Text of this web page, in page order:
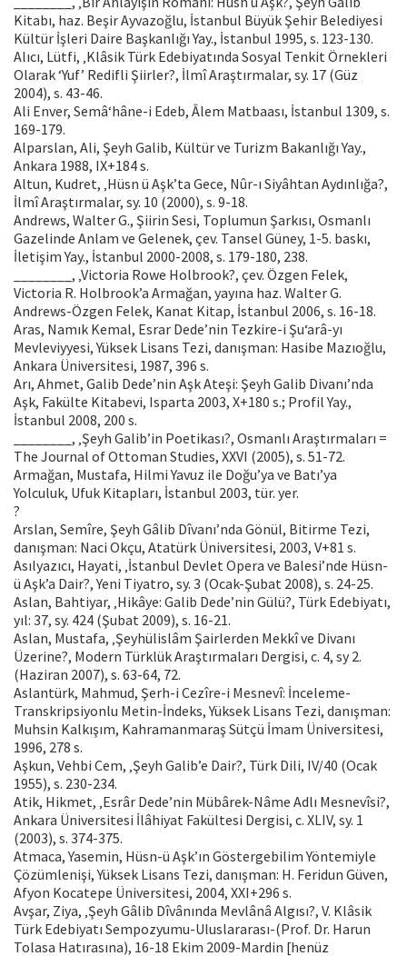
Kitabı, haz. Beşir Ayvazoğlu, İstanbul Büyük Şehir Belediyesi
Kültür İşleri Daire Başkanlığı Yay., İstanbul 1995, s. 123-130.
Alıcı, Lütfi, ‚Klâsik Türk Edebiyatında Sosyal Tenkit Örnekleri
Olarak ‘Yuf’ Redifli Şiirler?, İlmî Araştırmalar, sy. 17 (Güz
2004), s. 43-46.
Ali Enver, Semâ‘hâne-i Edeb, Âlem Matbaası, İstanbul 1309, s.
169-179.
Alparslan, Ali, Şeyh Galib, Kültür ve Turizm Bakanlığı Yay.,
Ankara 1988, IX+184 s.
Altun, Kudret, ‚Hüsn ü Aşk’ta Gece, Nûr-ı Siyâhtan Aydınlığa?,
İlmî Araştırmalar, sy. 10 (2000), s. 9-18.
Andrews, Walter G., Şiirin Sesi, Toplumun Şarkısı, Osmanlı
Gazelinde Anlam ve Gelenek, çev. Tansel Güney, 1-5. baskı,
İletişim Yay., İstanbul 2000-2008, s. 179-180, 238.
________, ‚Victoria Rowe Holbrook?, çev. Özgen Felek,
Victoria R. Holbrook’a Armağan, yayına haz. Walter G.
Andrews-Özgen Felek, Kanat Kitap, İstanbul 2006, s. 16-18.
Aras, Namık Kemal, Esrar Dede’nin Tezkire-i Şu‘arâ-yı
Mevleviyyesi, Yüksek Lisans Tezi, danışman: Hasibe Mazıoğlu,
Ankara Üniversitesi, 1987, 396 s.
Arı, Ahmet, Galib Dede’nin Aşk Ateşi: Şeyh Galib Divanı’nda
Aşk, Fakülte Kitabevi, Isparta 2003, X+180 s.; Profil Yay.,
İstanbul 2008, 200 s.
________, ‚Şeyh Galib’in Poetikası?, Osmanlı Araştırmaları =
The Journal of Ottoman Studies, XXVI (2005), s. 51-72.
Armağan, Mustafa, Hilmi Yavuz ile Doğu’ya ve Batı’ya
Yolculuk, Ufuk Kitapları, İstanbul 2003, tür. yer.
?
Arslan, Semîre, Şeyh Gâlib Dîvanı’nda Gönül, Bitirme Tezi,
danışman: Naci Okçu, Atatürk Üniversitesi, 2003, V+81 s.
Asılyazıcı, Hayati, ‚İstanbul Devlet Opera ve Balesi’nde Hüsn-
ü Aşk’a Dair?, Yeni Tiyatro, sy. 3 (Ocak-Şubat 2008), s. 24-25.
Aslan, Bahtiyar, ‚Hikâye: Galib Dede’nin Gülü?, Türk Edebiyatı,
yıl: 37, sy. 424 (Şubat 2009), s. 16-21.
Aslan, Mustafa, ‚Şeyhülislâm Şairlerden Mekkî ve Divanı
Üzerine?, Modern Türklük Araştırmaları Dergisi, c. 4, sy 2.
(Haziran 2007), s. 63-64, 72.
Aslantürk, Mahmud, Şerh-i Cezîre-i Mesnevî: İnceleme-
Transkripsiyonlu Metin-İndeks, Yüksek Lisans Tezi, danışman:
Muhsin Kalkışım, Kahramanmaraş Sütçü İmam Üniversitesi,
1996, 278 s.
Aşkun, Vehbi Cem, ‚Şeyh Galib’e Dair?, Türk Dili, IV/40 (Ocak
1955), s. 230-234.
Atik, Hikmet, ‚Esrâr Dede’nin Mübârek-Nâme Adlı Mesnevîsi?,
Ankara Üniversitesi İlâhiyat Fakültesi Dergisi, c. XLIV, sy. 1
(2003), s. 374-375.
Atmaca, Yasemin, Hüsn-ü Aşk’ın Göstergebilim Yöntemiyle
Çözümlenişi, Yüksek Lisans Tezi, danışman: H. Feridun Güven,
Afyon Kocatepe Üniversitesi, 2004, XXI+296 s.
Avşar, Ziya, ‚Şeyh Gâlib Dîvânında Mevlânâ Algısı?, V. Klâsik
Türk Edebiyatı Sempozyumu-Uluslararası-(Prof. Dr. Harun
Tolasa Hatırasına), 16-18 Ekim 2009-Mardin [henüz